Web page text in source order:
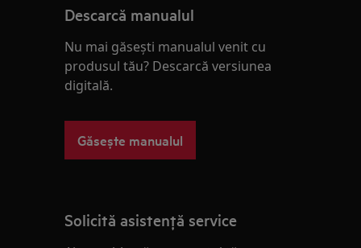
Descarcă manualul
Nu mai găsești manualul venit cu
produsul tău? Descarcă versiunea
digitală.
Găsește manualul
Solicită asistenţă service